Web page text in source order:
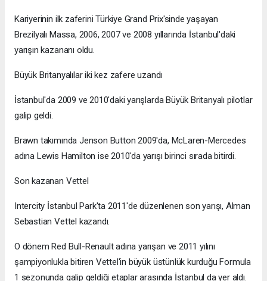
Kariyerinin ilk zaferini Türkiye Grand Prix'sinde yaşayan
Brezilyalı Massa, 2006, 2007 ve 2008 yıllarında İstanbul'daki
yarışın kazananı oldu.
Büyük Britanyalılar iki kez zafere uzandı
İstanbul'da 2009 ve 2010'daki yarışlarda Büyük Britanyalı pilotlar
galip geldi.
Brawn takımında Jenson Button 2009'da, McLaren-Mercedes
adına Lewis Hamilton ise 2010'da yarışı birinci sırada bitirdi.
Son kazanan Vettel
Intercity İstanbul Park'ta 2011'de düzenlenen son yarışı, Alman
Sebastian Vettel kazandı.
O dönem Red Bull-Renault adına yarışan ve 2011 yılını
şampiyonlukla bitiren Vettel'in büyük üstünlük kurduğu Formula
1 sezonunda galip geldiği etaplar arasında İstanbul da yer aldı.